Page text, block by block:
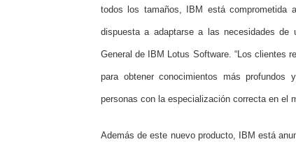
todos los tamaños, IBM está comprometida
dispuesta a adaptarse a las necesidades de
General de IBM Lotus Software. “Los clientes
para obtener conocimientos más
personas con la especialización correcta en el
Además de este nuevo producto, IBM está